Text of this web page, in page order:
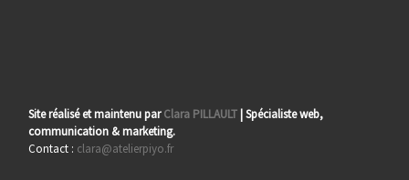
Site réalisé et maintenu parClara PILLAULT | Spécialiste web,
communication & marketing.
Contact : clara@atelierpiyo.fr